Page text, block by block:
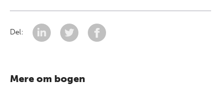
Del:
Mere om bogen